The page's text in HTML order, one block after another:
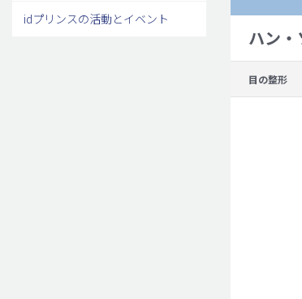
ハン
目の整形
idプリンスの活動とイベント